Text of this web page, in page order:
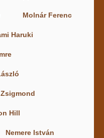
Molnár Ferenc
Haruki
Hill
Nemere István